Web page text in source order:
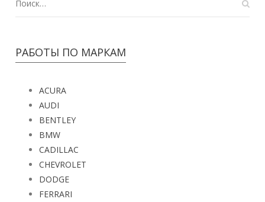
РАБОТЫ ПО МАРКАМ
ACURA
AUDI
BENTLEY
BMW
CADILLAC
CHEVROLET
DODGE
FERRARI